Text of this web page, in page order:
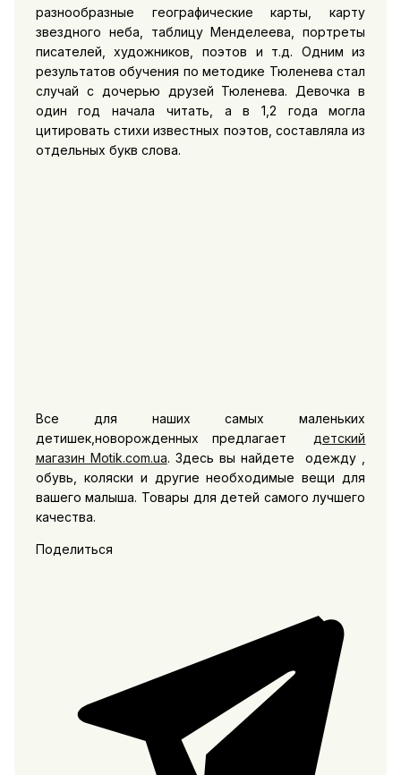
разнообразные географические карты, карту
звездного неба, таблицу Менделеева, портреты
писателей, художников, поэтов и т.д. Одним из
результатов обучения по методике Тюленева стал
случай с дочерью друзей Тюленева. Девочка в
один год начала читать, а в 1,2 года могла
цитировать стихи известных поэтов, составляла из
отдельных букв слова.
Все для наших самых маленьких
детишек,новорожденных предлагает детский
магазин Motik.com.ua. Здесь вы найдете одежду ,
обувь, коляски и другие необходимые вещи для
вашего малыша. Товары для детей самого лучшего
качества.
Поделиться